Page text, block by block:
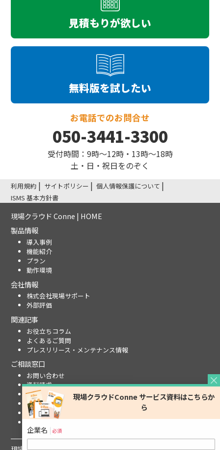
見積もりが欲しい
無料版を試したい
お電話でのお問合せ
050-3441-3300
受付時間：9時〜12時・13時〜18時
土・日・祝日をのぞく
利用規約 サイトポリシー
個人情報保護について
ISMS 基本方針書
現場クラウド Conne | HOME
製品情報
導入事例
機能紹介
プラン
動作環境
会社情報
株式会社現場サポート
外部評価
関連記事
お役立ちコラム
よくあるご質問
プレスリリース・メンテナンス情報
ご相談窓口
お問い合わせ
資料請求
見積依頼
デモ依頼
無料体験版
企業名 必須